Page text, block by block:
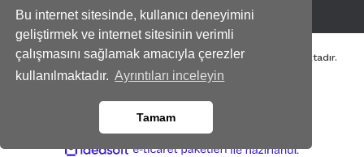
Bu internet sitesinde, kullanıcı deneyimini
geliştirmek ve internet sitesinin verimli
çalışmasını sağlamak amacıyla çerezler
kullanılmaktadır. Ayrıntıları inceleyin
Tamam
Tüm kredi kartı bilgileriniz 256bit SSL Sertifikası ile korunmaktadır.
Genispencere.com Tüm Hakları Saklıdır.
ideasoft e- ile